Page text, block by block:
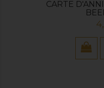
CARTE